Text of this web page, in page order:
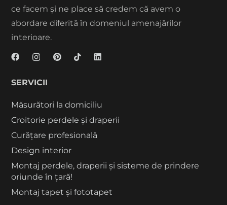
ce facem și ne place să credem că avem o
abordare diferită în domeniul amenajărilor
interioare.
SERVICII
Măsurători la domiciliu
Croitorie perdele și draperii
Curățare profesională
Design interior
Montaj perdele, draperii și sisteme de prindere
oriunde în țară!
Montaj tapet și fototapet